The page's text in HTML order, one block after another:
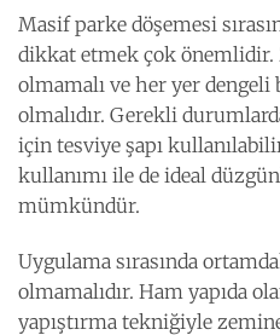
Masif parke döşemesi
dikkat etmek çok önemlidir.
olmamalı ve her yer
olmalıdır. Gerekli
için tesviye şapı
kullanımı ile de ideal
mümkündür.
Uygulama sırasında
olmamalıdır. Ham yapıda
yapıştırma tekniğiyle zemine